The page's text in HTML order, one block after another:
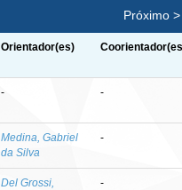
Próximo >
Orientador(es)
- -
Medina, Gabriel
da Silva
-
Del Grossi,
-